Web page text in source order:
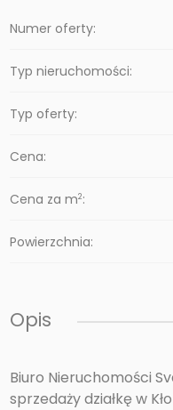
Numer oferty:
Typ nieruchomości:
Typ oferty:
Cena:
Cena za m2:
Powierzchnia:
Opis
Biuro Nieruchomości
sprzedaży działkę w